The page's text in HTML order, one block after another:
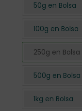
50g en Bolsa
100g en Bolsa
250g en Bolsa
500g en Bolsa
1kg en Bolsa